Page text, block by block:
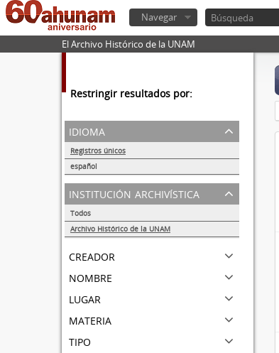
Navegar
El Archivo Histórico de la UNAM
Restringir resultados por:
idioma
Registros únicos
español
32855
institución archivística
Todos
Archivo Histórico de la UNAM
creador
nombre
lugar
materia
tipo